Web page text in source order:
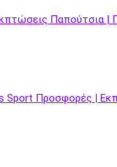
Παπούτσια |
Sport Προσφορές |